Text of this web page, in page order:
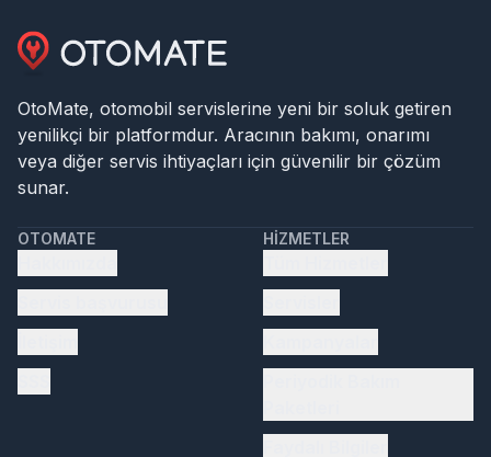
OtoMate, otomobil servislerine yeni bir soluk getiren
yenilikçi bir platformdur. Aracının bakımı, onarımı
veya diğer servis ihtiyaçları için güvenilir bir çözüm
sunar.
OTOMATE HIZMETLER